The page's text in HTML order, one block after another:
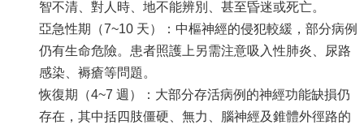
智不清、對人時、地不能辨別、甚至昏迷或死亡。
亞急性期（7~10 天）：中樞神經的侵犯較緩，部分病例
仍有生命危險。患者照護上另需注意吸入性肺炎、尿路
感染、褥瘡等問題。
恢復期（4~7 週）：大部分存活病例的神經功能缺損仍
存在，其中括四肢僵硬、無力、腦神經及錐體外徑路的